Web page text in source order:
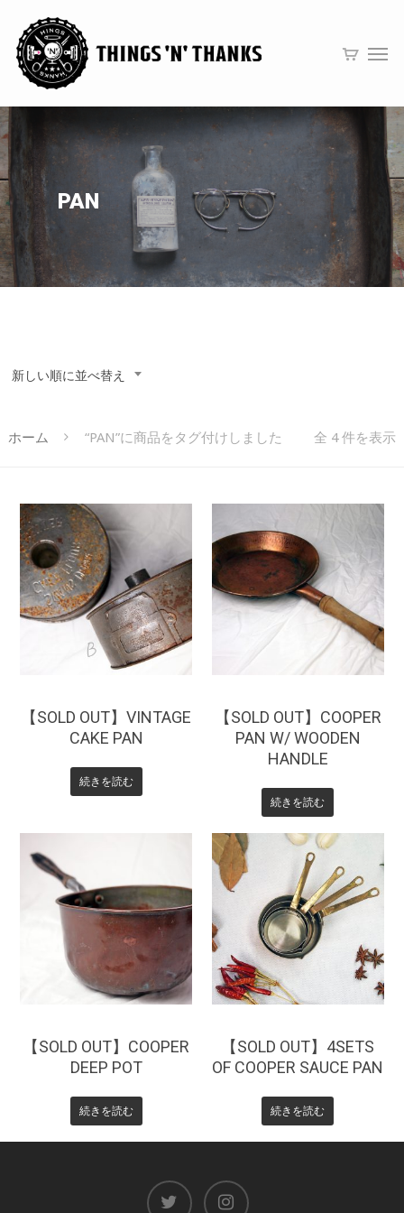
PAN
新しい順に並べ替え
全 4 件を表示
ホーム “PAN”に商品をタグ付けしました
【SOLD OUT】VINTAGE
CAKE PAN
続きを読む
¥0
【SOLD OUT】COOPER
PAN W/ WOODEN
HANDLE
続きを読む
0
【SOLD OUT】COOPER
DEEP POT
続きを読む
0
【SOLD OUT】4SETS
OF COOPER SAUCE PAN
続きを読む